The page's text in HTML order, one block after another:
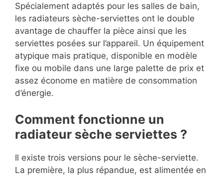
Spécialement adaptés pour les salles de bain,
les radiateurs sèche-serviettes ont le double
avantage de chauffer la pièce ainsi que les
serviettes posées sur l’appareil. Un équipement
atypique mais pratique, disponible en modèle
fixe ou mobile dans une large palette de prix et
assez économe en matière de consommation
d’énergie.
Comment fonctionne un
radiateur sèche serviettes ?
Il existe trois versions pour le sèche-serviette.
La première, la plus répandue, est alimentée en